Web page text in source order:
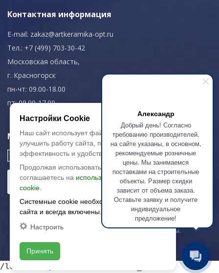
Александр
Добрый день! Согласно
требованию производителей,
на сайте указаны, в основном,
рекомендуемые розничные
цены. Мы занимаемся
поставками на строительные
объекты. Размер скидки
зависит от объема заказа.
Оставьте заявку и получите
индивидуальное
предложение!
Контактная информация
E-mail: zakaz@artkeramika-opt.ru
Тел.: +7 (499) 703-30-42
Московская область,
г. Красногорск
пн-чт: 09.00-18.00
пт: 09.00-17.00
Мы в соц. сетях
© 2003-2026 «Арткерамика». Все права защищены.
/local/templates/artkeramika_new
Настройки Cookie
Наш сайт использует файлы cookie, чтобы
улучшить работу сайта, повысить его
эффективность и удобство.
Продолжая использовать сайт, вы
соглашаетесь на использование файлов
cookie.
Системные cookie необходимы для работы
сайта и всегда включены.
Настроить
Принять